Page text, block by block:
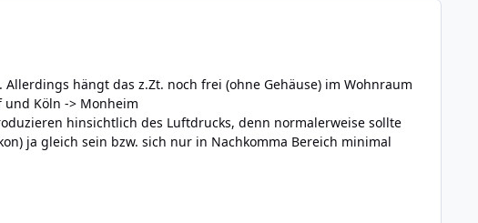
hängt das z.Zt. noch frei (ohne Gehäuse) im Wohnraum
und Köln -> Monheim
hinsichtlich des Luftdrucks, denn normalerweise sollte
ja gleich sein bzw. sich nur in Nachkomma Bereich minimal